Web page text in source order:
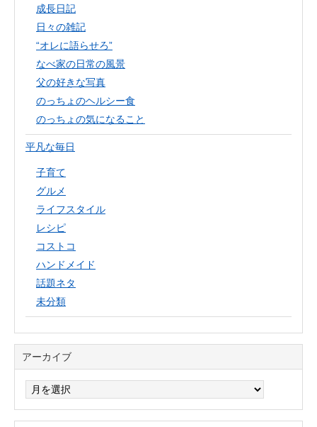
成長日記
日々の雑記
“オレに語らせろ”
なべ家の日常の風景
父の好きな写真
のっちょのヘルシー食
のっちょの気になること
平凡な毎日
子育て
グルメ
ライフスタイル
レシピ
コストコ
ハンドメイド
話題ネタ
未分類
アーカイブ
イ